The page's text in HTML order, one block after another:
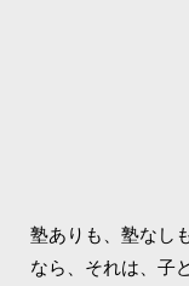
塾ありも、塾なし
なら、それは、子